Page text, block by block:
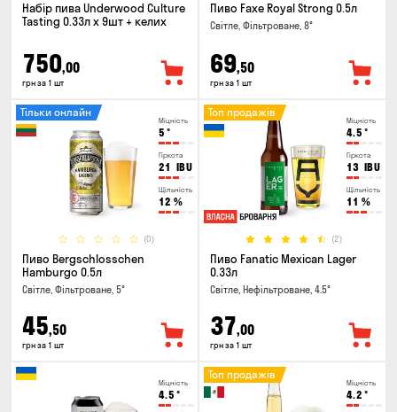
Набір пива Underwood Culture
Tasting 0.33л x 9шт + келих
750,00
грн за 1 шт
Пиво Faxe Royal Strong 0.5л
Світле, Фільтроване, 8°
69,50
грн за 1 шт
Міцність
5 °
Гіркота
21 IBU
Щільність
12 %
(0)
Тільки онлайн
Пиво Bergschlosschen
Hamburgo 0.5л
Світле, Фільтроване, 5°
45,50
грн за 1 шт
Міцність
4.5 °
Гіркота
13 IBU
Щільність
11 %
(2)
Топ продажів
Пиво Fanatic Mexican Lager
0.33л
Світле, Нефільтроване, 4.5°
37,00
грн за 1 шт
Міцність
4.5 °
Міцність
4.2 °
Топ продажів